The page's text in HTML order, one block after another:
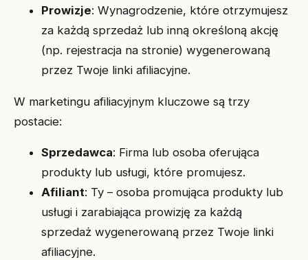
Prowizje: Wynagrodzenie, które otrzymujesz
za każdą sprzedaż lub inną określoną akcję
(np. rejestracja na stronie) wygenerowaną
przez Twoje linki afiliacyjne.
W marketingu afiliacyjnym kluczowe są trzy
postacie:
Sprzedawca: Firma lub osoba oferująca
produkty lub usługi, które promujesz.
Afiliant: Ty – osoba promująca produkty lub
usługi i zarabiająca prowizję za każdą
sprzedaż wygenerowaną przez Twoje linki
afiliacyjne.